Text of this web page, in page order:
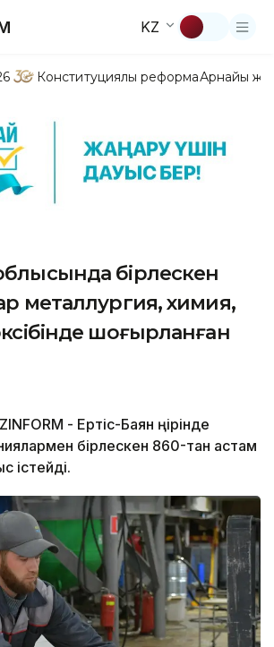
KZ
Конституциялық реформаАрнайы
бірлескен
металлургия, химия,
шоғырланған
- Ертіс-Баян өңірінде
бірлескен 860-тан астам
істейді.